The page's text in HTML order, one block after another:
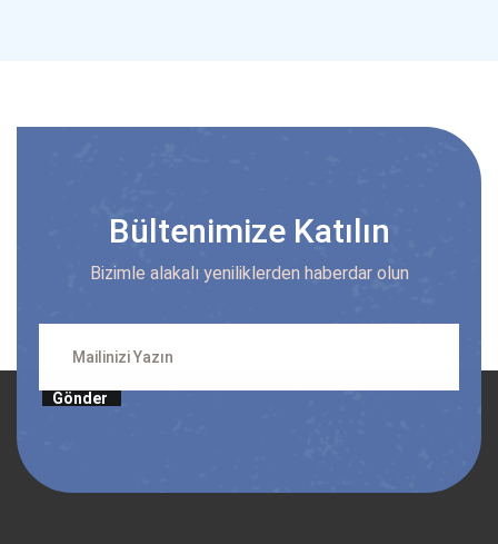
Bültenimize Katılın
Bizimle alakalı yeniliklerden haberdar olun
Gönder